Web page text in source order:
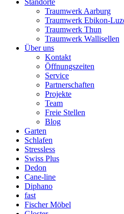
Standorte
Traumwerk Aarburg
Traumwerk Ebikon-
Traumwerk Thun
Traumwerk Wallisellen
Über uns
Kontakt
Öffnungszeiten
Service
Partnerschaften
Projekte
Team
Freie Stellen
Blog
Garten
Schlafen
Stressless
Swiss Plus
Dedon
Cane-line
Diphano
fast
Fischer Möbel